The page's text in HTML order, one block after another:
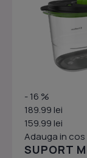
- 16 %
189.99 lei
159.99 lei
Adauga in cos
SUPORT